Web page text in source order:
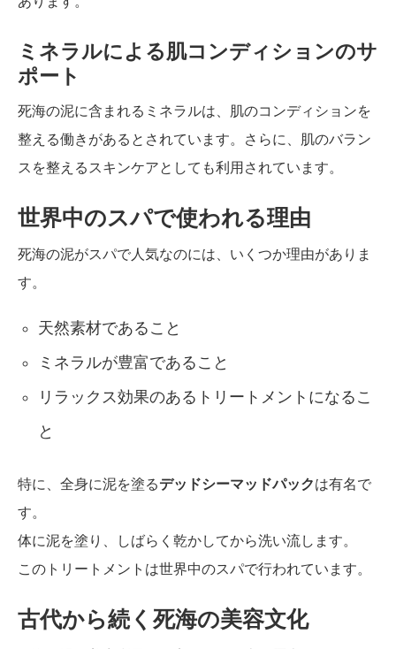
ミネラルによる肌コンディションのサ
ポート
死海の泥に含まれるミネラルは、肌のコンディションを
整える働きがあるとされています。さらに、肌のバラン
スを整えるスキンケアとしても利用されています。
世界中のスパで使われる理由
死海の泥がスパで人気なのには、いくつか理由がありま
す。
天然素材であること
ミネラルが豊富であること
リラックス効果のあるトリートメントになるこ
と
特に、全身に泥を塗るデッドシーマッドパックは有名で
す。
体に泥を塗り、しばらく乾かしてから洗い流します。
このトリートメントは世界中のスパで行われています。
古代から続く死海の美容文化